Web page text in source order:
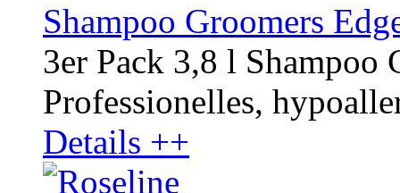
Shampoo Groomers
3er Pack 3,8 l Shampoo
Professionelles,
Details ++